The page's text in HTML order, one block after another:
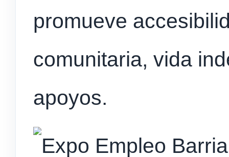
promueve
comunitaria, vida
apoyos.